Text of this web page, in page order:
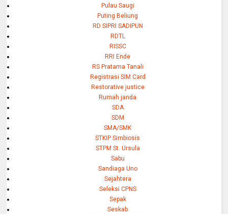
Pulau Saugi
Puting Beliung
RD SIPRI SADIPUN
RDTL
RISSC
RRI Ende
RS Pratama Tanali
Registrasi SIM Card
Restorative justice
Rumah janda
SDA
SDM
SMA/SMK
STKIP Simbiosis
STPM St. Ursula
Sabu
Sandiaga Uno
Sejahtera
Seleksi CPNS
Sepak
Seskab